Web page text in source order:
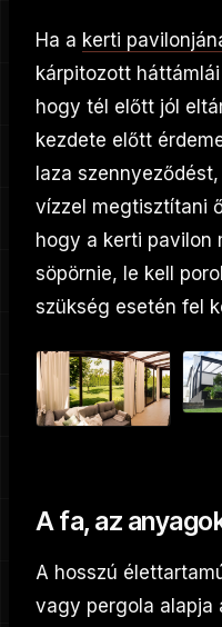
Ha a kerti
kárpitozott
hogy tél előtt jól
kezdete előtt
laza
vízzel megtisztítani
hogy a kerti pavilon
söpörnie, le kell
szükség esetén fel
A fa, az
A hosszú
vagy pergola alapja